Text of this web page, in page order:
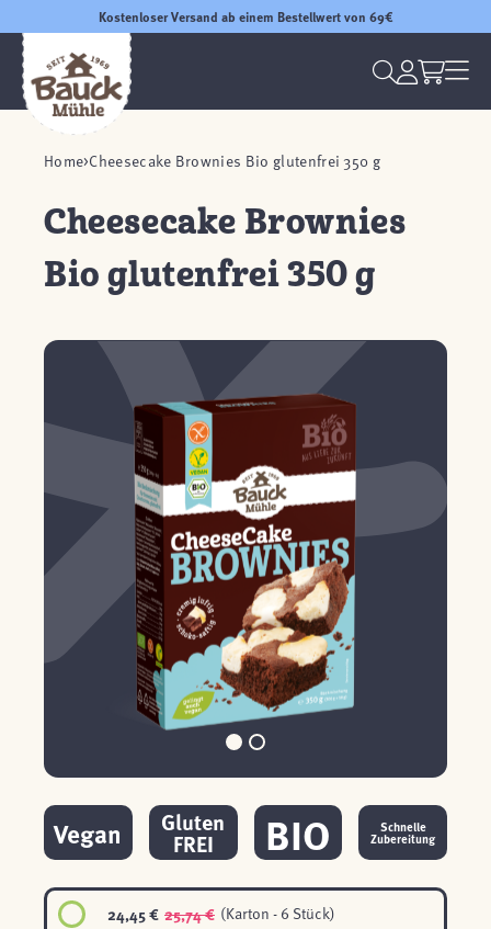
Kostenloser Versand ab einem Bestellwert von 69€
Home Cheesecake Brownies Bio glutenfrei 350 g
Vegan Gluten
FREI BIO Schnelle
Zubereitung
Cheesecake Brownies
Bio glutenfrei 350 g
24,45 € 25,74 € (Karton - 6 Stück)